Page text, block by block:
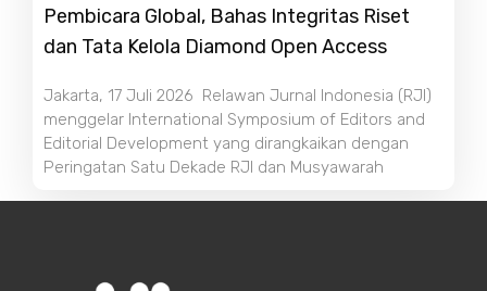
Pembicara Global, Bahas Integritas Riset
dan Tata Kelola Diamond Open Access
Jakarta, 17 Juli 2026 Relawan Jurnal Indonesia (RJI)
menggelar International Symposium of Editors and
Editorial Development yang dirangkaikan dengan
Peringatan Satu Dekade RJI dan Musyawarah